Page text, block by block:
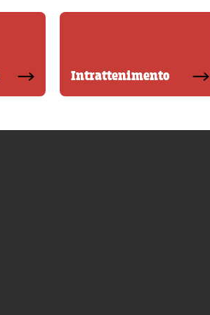
Intrattenimento